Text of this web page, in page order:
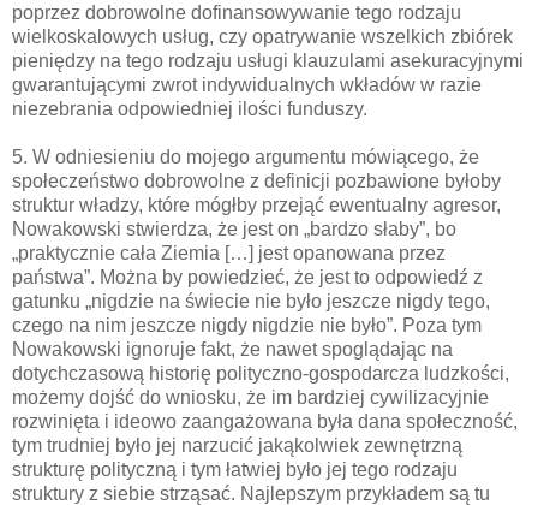
poprzez dobrowolne dofinansowywanie tego rodzaju
wielkoskalowych usług, czy opatrywanie wszelkich zbiórek
pieniędzy na tego rodzaju usługi klauzulami asekuracyjnymi
gwarantującymi zwrot indywidualnych wkładów w razie
niezebrania odpowiedniej ilości funduszy.
5. W odniesieniu do mojego argumentu mówiącego, że
społeczeństwo dobrowolne z definicji pozbawione byłoby
struktur władzy, które mógłby przejąć ewentualny agresor,
Nowakowski stwierdza, że jest on „bardzo słaby”, bo
„praktycznie cała Ziemia […] jest opanowana przez
państwa”. Można by powiedzieć, że jest to odpowiedź z
gatunku „nigdzie na świecie nie było jeszcze nigdy tego,
czego na nim jeszcze nigdy nigdzie nie było”. Poza tym
Nowakowski ignoruje fakt, że nawet spoglądając na
dotychczasową historię polityczno-gospodarcza ludzkości,
możemy dojść do wniosku, że im bardziej cywilizacyjnie
rozwinięta i ideowo zaangażowana była dana społeczność,
tym trudniej było jej narzucić jakąkolwiek zewnętrzną
strukturę polityczną i tym łatwiej było jej tego rodzaju
struktury z siebie strząsać. Najlepszym przykładem są tu